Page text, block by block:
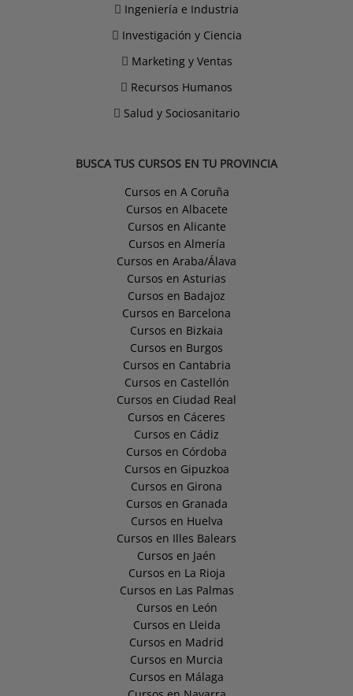
Ingeniería e Industria
Investigación y Ciencia
Marketing y Ventas
Recursos Humanos
Salud y Sociosanitario
BUSCA TUS CURSOS EN TU PROVINCIA
Cursos en A Coruña
Cursos en Albacete
Cursos en Alicante
Cursos en Almería
Cursos en Araba/Álava
Cursos en Asturias
Cursos en Badajoz
Cursos en Barcelona
Cursos en Bizkaia
Cursos en Burgos
Cursos en Cantabria
Cursos en Castellón
Cursos en Ciudad Real
Cursos en Cáceres
Cursos en Cádiz
Cursos en Córdoba
Cursos en Gipuzkoa
Cursos en Girona
Cursos en Granada
Cursos en Huelva
Cursos en Illes Balears
Cursos en Jaén
Cursos en La Rioja
Cursos en Las Palmas
Cursos en León
Cursos en Lleida
Cursos en Madrid
Cursos en Murcia
Cursos en Málaga